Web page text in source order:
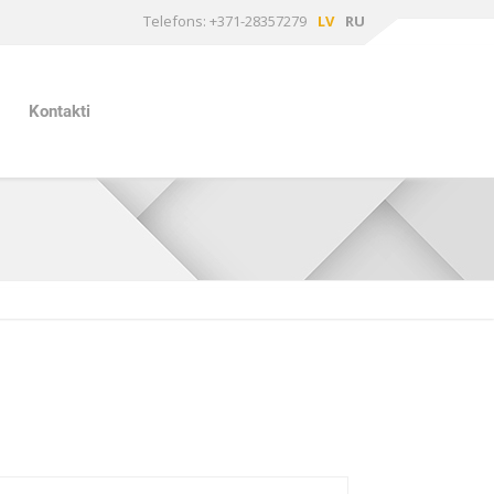
Telefons: +371-28357279 LV RU
Kontakti